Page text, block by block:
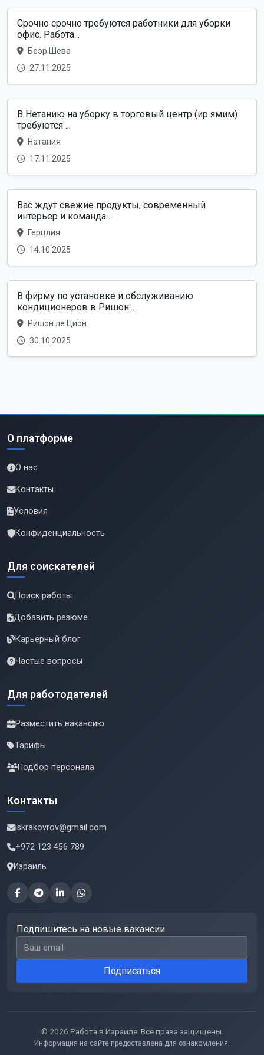
Срочно срочно требуются работники для уборки
офис. Работа...
Беэр Шева
27.11.2025
В Нетанию на уборку в торговый центр (ир ямим)
требуются ...
Натания
17.11.2025
Вас ждут свежие продукты, современный
интерьер и команда ...
Герцлия
14.10.2025
В фирму по установке и обслуживанию
кондиционеров в Ришон...
Ришон ле Цион
30.10.2025
О платформе
О нас
Контакты
Условия
Конфиденциальность
Для соискателей
Поиск работы
Добавить резюме
Карьерный блог
Частые вопросы
Для работодателей
Разместить вакансию
Тарифы
Подбор персонала
Контакты
iskrakovrov@gmail.com
+972 123 456 789
Израиль
Подпишитесь на новые вакансии
Email для подписки
Подписаться
© 2026 Работа в Израиле. Все права защищены.
Информация на сайте предоставлена для ознакомления.